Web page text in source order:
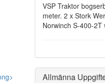
VSP Traktor
meter. 2 x Stork
Norwinch S-400-
Allmänna